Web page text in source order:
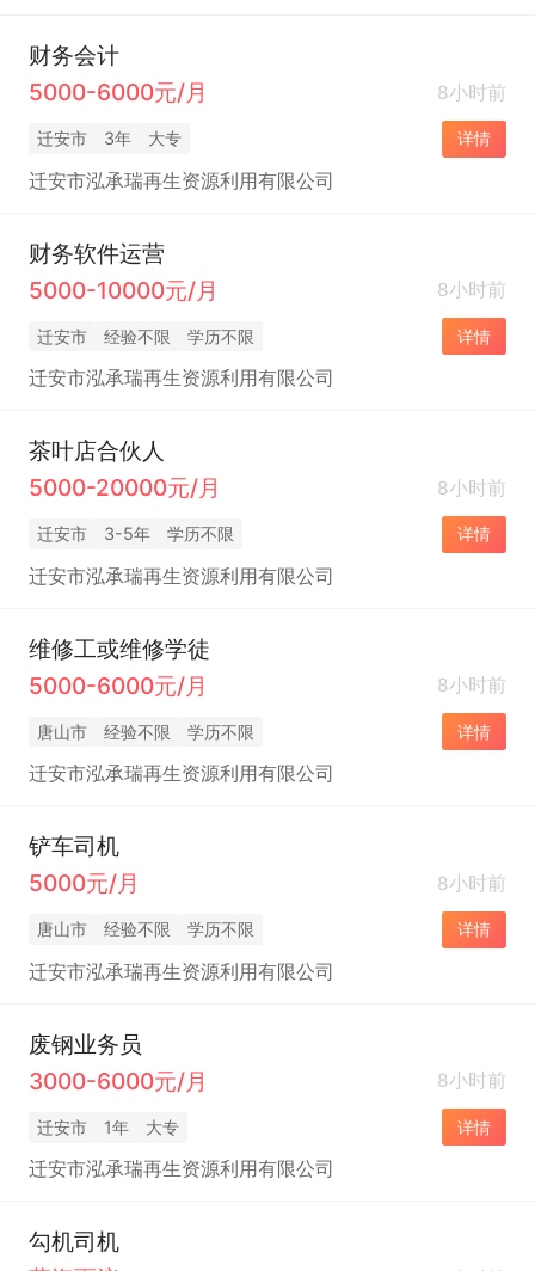
财务会计
5000-6000元/月
8小时前
迁安市 3年 大专 详情
迁安市泓承瑞再生资源利用有限公司
财务软件运营
5000-10000元/月
8小时前
迁安市 经验不限 学历不限 详情
迁安市泓承瑞再生资源利用有限公司
茶叶店合伙人
5000-20000元/月
8小时前
迁安市 3-5年 学历不限 详情
迁安市泓承瑞再生资源利用有限公司
维修工或维修学徒
5000-6000元/月
8小时前
唐山市 经验不限 学历不限 详情
迁安市泓承瑞再生资源利用有限公司
铲车司机
5000元/月
8小时前
唐山市 经验不限 学历不限 详情
迁安市泓承瑞再生资源利用有限公司
废钢业务员
3000-6000元/月
8小时前
迁安市 1年 大专 详情
迁安市泓承瑞再生资源利用有限公司
勾机司机